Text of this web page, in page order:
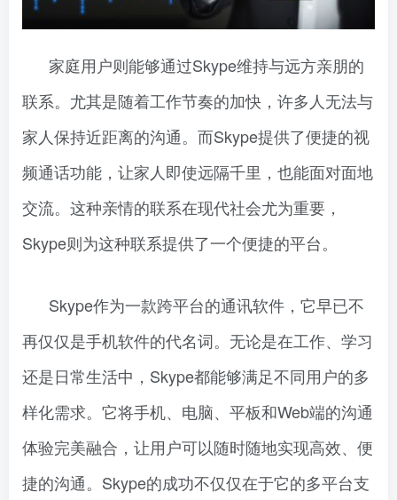
家庭用户则能够通过Skype维持与远方亲朋的
联系。尤其是随着工作节奏的加快，许多人无法与
家人保持近距离的沟通。而Skype提供了便捷的视
频通话功能，让家人即使远隔千里，也能面对面地
交流。这种亲情的联系在现代社会尤为重要，
Skype则为这种联系提供了一个便捷的平台。
Skype作为一款跨平台的通讯软件，它早已不
再仅仅是手机软件的代名词。无论是在工作、学习
还是日常生活中，Skype都能够满足不同用户的多
样化需求。它将手机、电脑、平板和Web端的沟通
体验完美融合，让用户可以随时随地实现高效、便
捷的沟通。Skype的成功不仅仅在于它的多平台支